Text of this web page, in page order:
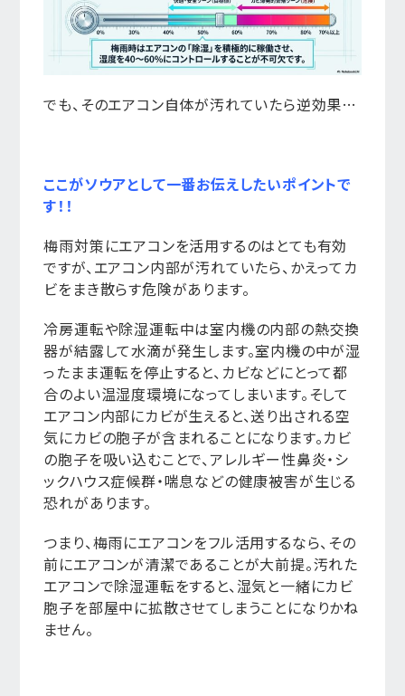
でも、そのエアコン自体が汚れていたら逆効果…
ここがソウアとして一番お伝えしたいポイントで
す！！
梅雨対策にエアコンを活用するのはとても有効
ですが、エアコン内部が汚れていたら、かえってカ
ビをまき散らす危険があります。
冷房運転や除湿運転中は室内機の内部の熱交換
器が結露して水滴が発生します。室内機の中が湿
ったまま運転を停止すると、カビなどにとって都
合のよい温湿度環境になってしまいます。そして
エアコン内部にカビが生えると、送り出される空
気にカビの胞子が含まれることになります。カビ
の胞子を吸い込むことで、アレルギー性鼻炎・シ
ックハウス症候群・喘息などの健康被害が生じる
恐れがあります。
つまり、梅雨にエアコンをフル活用するなら、その
前にエアコンが清潔であることが大前提。汚れた
エアコンで除湿運転をすると、湿気と一緒にカビ
胞子を部屋中に拡散させてしまうことになりかね
ません。